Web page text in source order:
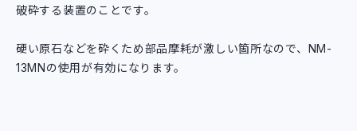
破砕する装置のことです。
硬い原石などを砕くため部品摩耗が激しい箇所なので、NM-
13MNの使用が有効になります。